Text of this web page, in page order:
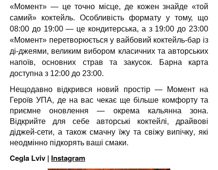
«Момент» — це точно місце, де кожен знайде «той
самий» коктейль. Особливість формату у тому, що
08:00 до 19:00 — це кондитерська, а з 19:00 до 23:00
«Момент» перетворюється у вайбовий коктейль-бар із
ді-джеями, великим вибором класичних та авторських
напоїв, основних страв та закусок. Барна карта
доступна з 12:00 до 23:00.
Нещодавно відкрився новий простір — Момент на
Героїв УПА, де на вас чекає ще більше комфорту та
приємне оновлення — окрема кальянна зона.
Відкрийте для себе авторські коктейлі, драйвові
діджей-сети, а також смачну їжу та свіжу випічку, які
неодмінно підкорять ваші смаки.
Cegla Lviv | Instagram